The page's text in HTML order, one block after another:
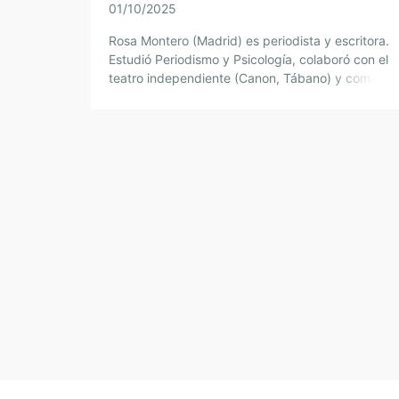
01/10/2025
Rosa Montero (Madrid) es periodista y escritora.
Estudió Periodismo y Psicología, colaboró con el
teatro independiente (Canon, Tábano) y comenzó